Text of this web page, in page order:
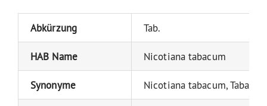
Abkürzung Tab.
HAB Name Nicotiana tabacum
Synonyme Nicotiana tabacum,